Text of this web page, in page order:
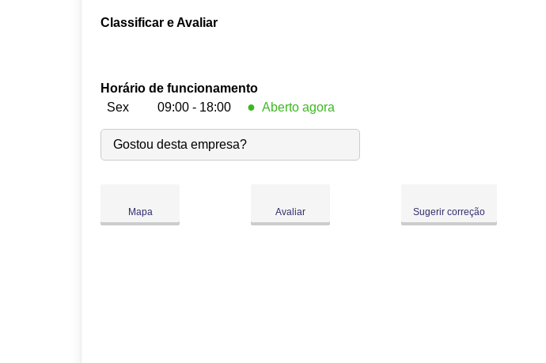
Classificar e Avaliar
Horário de funcionamento
Sex
09:00 - 18:00 ● Aberto agora
Seg: 09:00
Ter:
09:00-18:00
Sex:
Fecha às 18:00
Gostou desta empresa?
Mapa Avaliar Sugerir correção